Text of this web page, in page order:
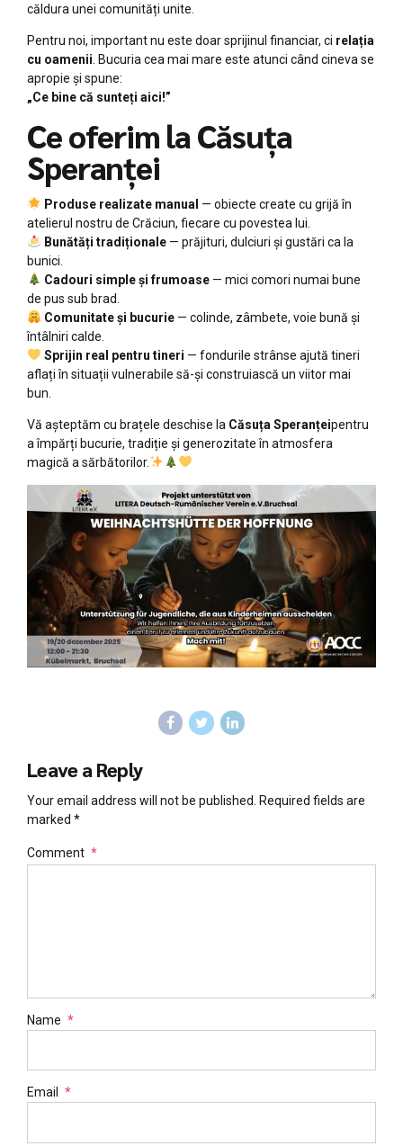
căldura unei comunități unite.
Pentru noi, important nu este doar sprijinul financiar, ci relația
cu oamenii . Bucuria cea mai mare este atunci când cineva se
apropie și spune:
„Ce bine că sunteți aici!”
Ce oferim la Căsuța
Speranței
Produse realizate manual — obiecte create cu grijă în
atelierul nostru de Crăciun, fiecare cu povestea lui.
Bunătăți tradiționale— prăjituri, dulciuri și gustări ca la
bunici.
Cadouri simple și frumoase— mici comori numai bune
de pus sub brad.
Comunitate și bucurie— colinde, zâmbete, voie bună și
întâlniri calde.
Sprijin real pentru tineri — fondurile strânse ajută tineri
aflați în situații vulnerabile să-și construiască un viitor mai
bun.
Vă așteptăm cu brațele deschise la Căsuța Speranțeipentru
a împărți bucurie, tradiție și generozitate în atmosfera
magică a sărbătorilor.
Leave a Reply
Your email address will not be published. Required fields are
marked *
Comment *
Name *
Email *